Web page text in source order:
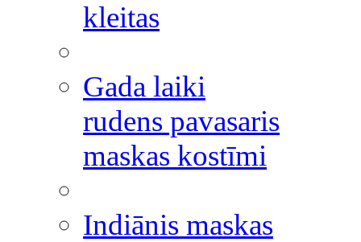
kleitas
Gada laiki
rudens pavasaris
maskas kostīmi
Indiānis maskas